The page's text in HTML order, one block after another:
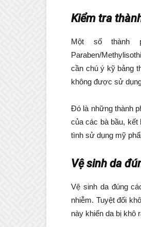
Kiểm tra
Một số thành
Paraben/
cần chú ý kỹ bảng
không được sử
Đó là những thành
của các bà bầu, kết
tình sử dụng mỹ
Vệ sinh da
Vệ sinh da đúng
nhiễm. Tuyệt đối
này khiến da bị khô